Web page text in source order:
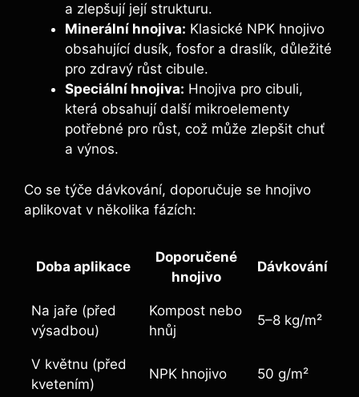
a ⁢zlepšují ‍její strukturu.
Minerální hnojiva: Klasické NPK hnojivo
obsahující dusík, fosfor a draslík, důležité
pro zdravý​ růst ⁤cibule.
Speciální‍ hnojiva: Hnojiva ⁢pro cibuli,‌
která obsahují další mikroelementy
potřebné ⁤pro ⁣růst, což může‍ zlepšit ‍chuť
‍a výnos.
Co ‍se⁤ týče dávkování, doporučuje ​se hnojivo
aplikovat v⁢ několika ⁢fázích:
Doba aplikace
Doporučené
hnojivo
Dávkování
Na jaře‌ (před
výsadbou)
Kompost nebo
hnůj
5–8 kg/m²
V květnu ​(před
kvetením)
NPK⁢ hnojivo 50 g/m²